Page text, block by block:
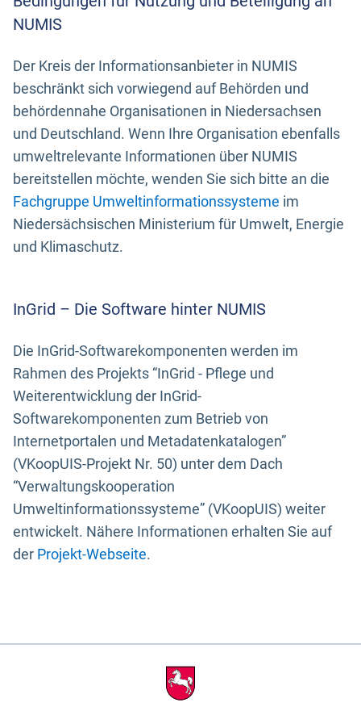
NUMIS
Der Kreis der Informationsanbieter in NUMIS
beschränkt sich vorwiegend auf Behörden und
behördennahe Organisationen in Niedersachsen
und Deutschland. Wenn Ihre Organisation ebenfalls
umweltrelevante Informationen über NUMIS
bereitstellen möchte, wenden Sie sich bitte an die
Fachgruppe Umweltinformationssysteme im
Niedersächsischen Ministerium für Umwelt, Energie
und Klimaschutz.
InGrid – Die Software hinter NUMIS
Die InGrid-Softwarekomponenten werden im
Rahmen des Projekts “InGrid - Pflege und
Weiterentwicklung der InGrid-
Softwarekomponenten zum Betrieb von
Internetportalen und Metadatenkatalogen”
(VKoopUIS-Projekt Nr. 50) unter dem Dach
“Verwaltungskooperation
Umweltinformationssysteme” (VKoopUIS) weiter
entwickelt. Nähere Informationen erhalten Sie auf
der Projekt-Webseite.